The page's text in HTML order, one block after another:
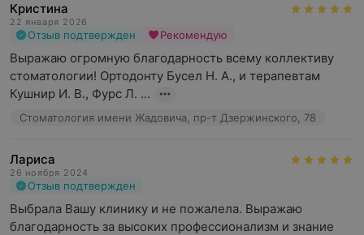
Кристина
22 января 2026
Отзыв подтвержден Рекомендую
Выражаю огромную благодарность всему коллективу
стоматологии! Ортодонту Бусел Н. А., и терапевтам
Кушнир И. В., Фурс Л. ...
Стоматология имени Жадовича, пр-т Дзержинского, 78
Лариса
26 ноября 2024
Отзыв подтвержден
Выбрала Вашу клинику и не пожалела. Выражаю
благодарность за высоких профессионализм и знание